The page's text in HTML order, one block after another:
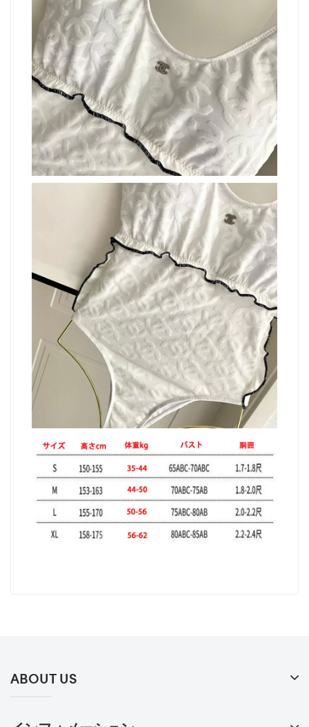
ABOUT US